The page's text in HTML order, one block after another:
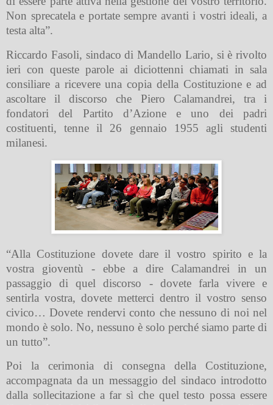
Non sprecatela e portate sempre avanti i vostri ideali, a
testa alta”.
Riccardo Fasoli, sindaco di Mandello Lario, si è rivolto
ieri con queste parole ai diciottenni chiamati in sala
consiliare a ricevere una copia della Costituzione e ad
ascoltare il discorso che Piero Calamandrei, tra i
fondatori del Partito d’Azione e uno dei padri
costituenti, tenne il 26 gennaio 1955 agli studenti
milanesi.
“Alla Costituzione dovete dare il vostro spirito e la
vostra gioventù - ebbe a dire Calamandrei in un
passaggio di quel discorso - dovete farla vivere e
sentirla vostra, dovete metterci dentro il vostro senso
civico… Dovete rendervi conto che nessuno di noi nel
mondo è solo. No, nessuno è solo perché siamo parte di
un tutto”.
Poi la cerimonia di consegna della Costituzione,
accompagnata da un messaggio del sindaco introdotto
dalla sollecitazione a far sì che quel testo possa essere